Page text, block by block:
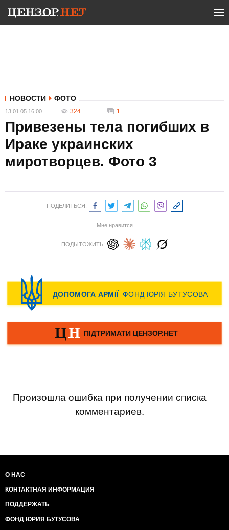
НОВОСТИ ФОТО
13.01.05 16:00 324 1
Привезены тела погибших в
Ираке украинских
миротворцев. Фото 3
ПОДЕЛИТЬСЯ:
Мне нравится
ПОДЫТОЖИТЬ:
Произошла ошибка при получении списка
комментариев.
О НАС
КОНТАКТНАЯ ИНФОРМАЦИЯ
ПОДДЕРЖАТЬ
ФОНД ЮРИЯ БУТУСОВА